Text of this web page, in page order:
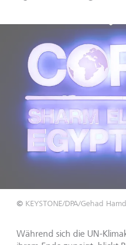
© KEYSTONE/DPA/Gehad
Während sich die UN-